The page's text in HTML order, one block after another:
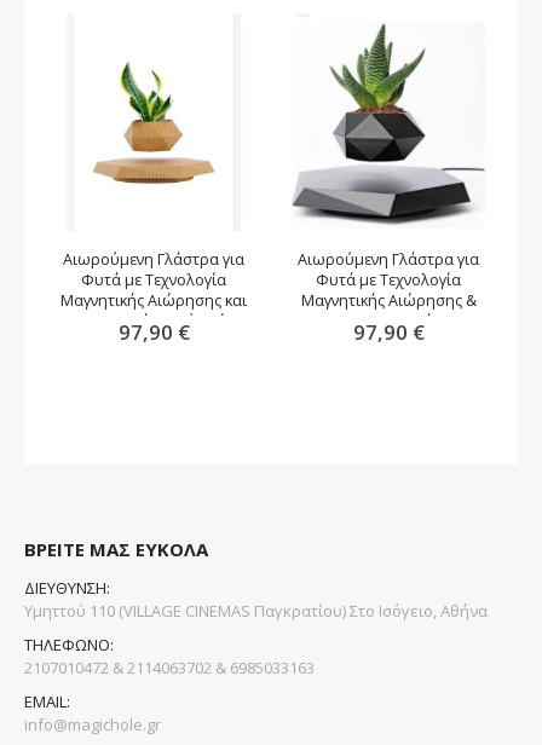
Αιωρούμενη Γλάστρα για
Φυτά με Τεχνολογία
Μαγνητικής Αιώρησης και
Περιστροφή -καφέ χρώμα
97,90 €
Αιωρούμενη Γλάστρα για
Φυτά με Τεχνολογία
Μαγνητικής Αιώρησης &
Περιστροφή
97,90 €
ΒΡΕΙΤΕ ΜΑΣ ΕΥΚΟΛΑ
ΔΙΕΥΘΥΝΣΗ:
Υμηττού 110 (VILLAGE CINEMAS Παγκρατίου) Στο Ισόγειο, Αθήνα
ΤΗΛΕΦΩΝΟ:
2107010472 & 2114063702 & 6985033163
EMAIL:
info@magichole.gr